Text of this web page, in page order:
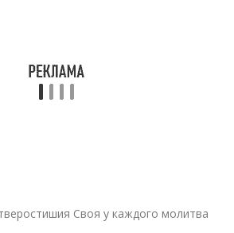
Своя у каждого молитва